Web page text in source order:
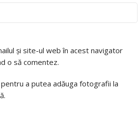
și site-ul web în acest navigator
o să comentez.
a putea adăuga fotografii la